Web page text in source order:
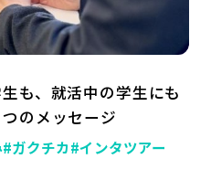
も、就活中の学生にも
のメッセージ
#ガクチカ#インタツアー